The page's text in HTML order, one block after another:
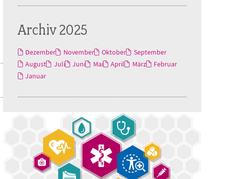
Archiv 2025
Dezember November Oktober
September
August
Juli Juni Mai April März
Februar
Januar